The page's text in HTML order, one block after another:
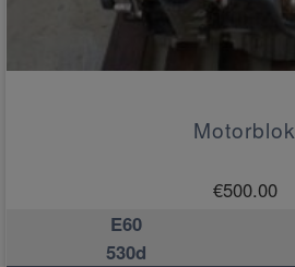
Motorblok
€500.00
E60
530d